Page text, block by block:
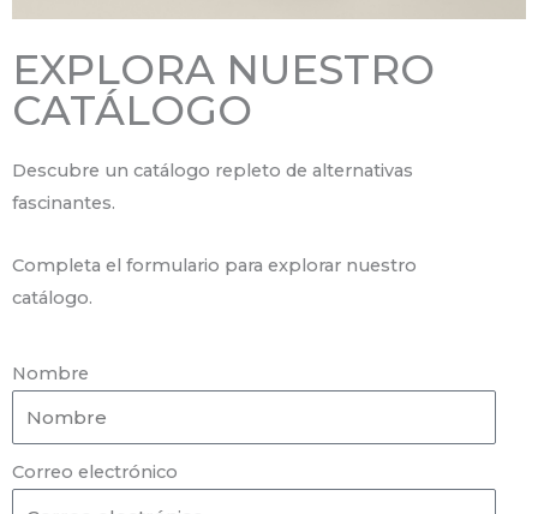
EXPLORA NUESTRO
CATÁLOGO
Descubre un catálogo repleto de alternativas
fascinantes.
Completa el formulario para explorar nuestro
catálogo.
Nombre
Correo electrónico